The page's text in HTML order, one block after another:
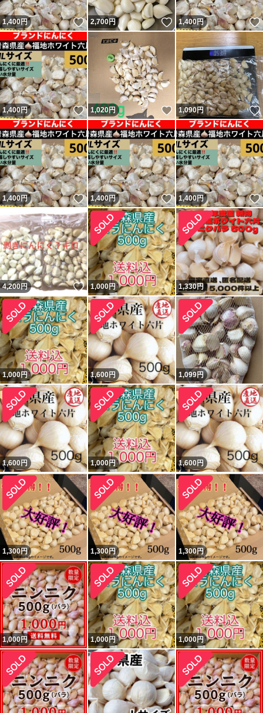
1,400円 いいね！
2,700円 いいね！
1,400円
1,400円 いいね！
1,020円 いいね！
1,090円
1,400円 いいね！
1,400円 いいね！
1,400円
4,200円 いいね！
1,000円 1,330円
1,000円 1,600円 1,099円
1,600円 1,000円 1,600円
1,300円 1,300円 1,300円
1,000円 1,000円 1,000円